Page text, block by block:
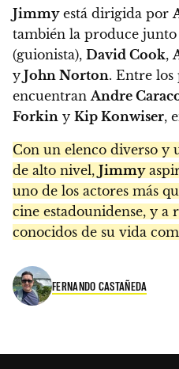
Jimmyestá dirigida por
también la produce junto
(guionista), David Cook,
y John Norton. Entre los
encuentran Andre
Forkin y Kip Konwiser,
Con un elenco diverso y
de alto nivel, Jimmy
uno de los actores más
cine estadounidense, y a
conocidos de su vida
FERNANDO CASTAÑEDA